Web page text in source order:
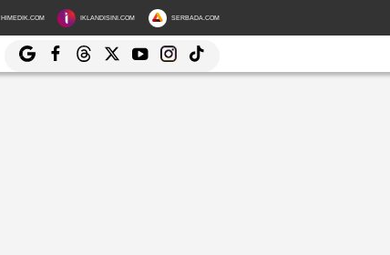
HIMEDIK.COM IKLANDISINI.COM SERBADA.COM